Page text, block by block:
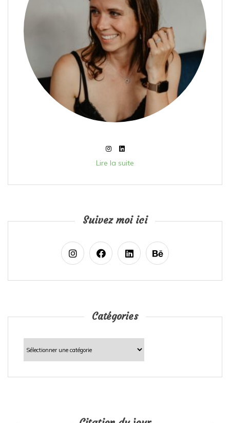
Lire la suite
Suivez moi ici
Catégories
Catégories